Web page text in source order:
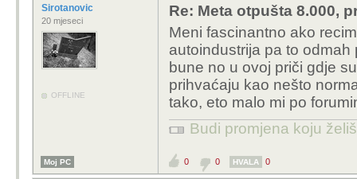
Sirotanovic
20 mjeseci
OFFLINE
Re: Meta otpušta 8.000,
Meni fascinantno ako
autoindustrija pa to
bune no u ovoj priči gdje
prihvaćaju kao nešto
tako, eto malo mi po
Budi promjena koju
Moj PC 0 0 HVALA 0